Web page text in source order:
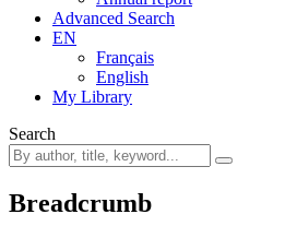
Advanced Search
EN
Français
English
My Library
Search
Breadcrumb